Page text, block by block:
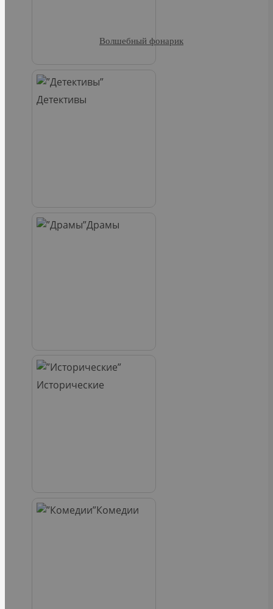
Детективы
Драмы
Исторические
Комедии
Волшебный фонарик